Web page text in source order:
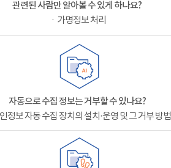
관련된 사람만 알아볼 수 있게 하나요?
ㆍ가명정보 처리
자동으로 수집 정보는 거부할 수 있나요?
정보 자동 수집 장치의 설치·운영 및 그 거부 방법